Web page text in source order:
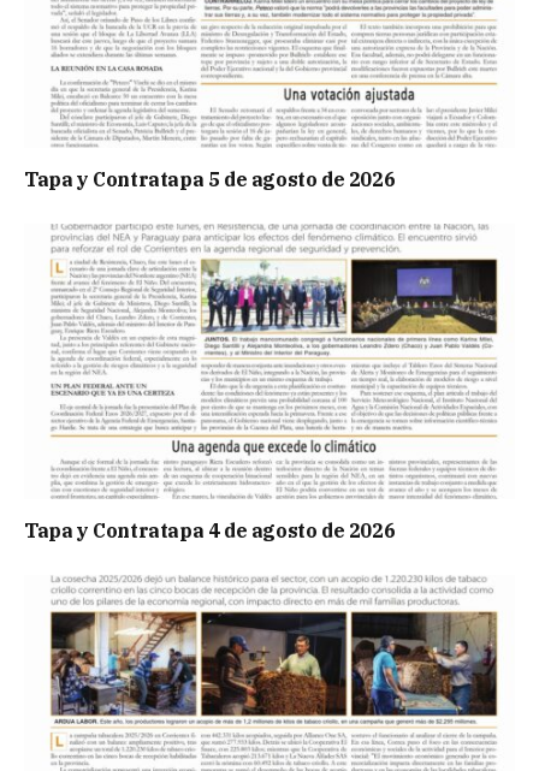
Tapa y Contratapa 5 de agosto de 2026
Tapa y Contratapa 4 de agosto de 2026